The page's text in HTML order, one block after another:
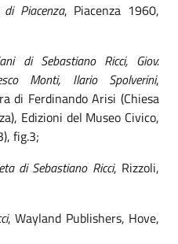
Piacenza, Piacenza 1960,
di Sebastiano Ricci, Giov.
Monti, Ilario Spolverini,
di Ferdinando Arisi (Chiesa
), Edizioni del Museo Civico,
), fig.3;
di Sebastiano Ricci, Rizzoli,
,Wayland Publishers, Hove,